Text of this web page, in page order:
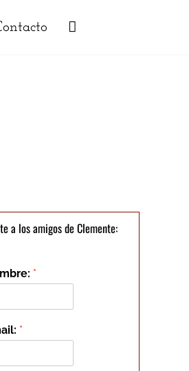
a los amigos de Clemente:
*
*